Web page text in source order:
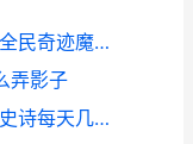
全民奇迹魔剑士怎么进行宠物培养 全民奇迹魔剑士荧光宝石搭配
弄影子
第七史诗更新是否有加速方法 第七史诗每天几点更新